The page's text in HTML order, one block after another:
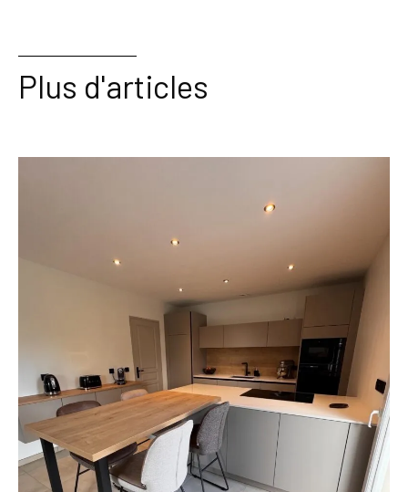
Plus d'articles